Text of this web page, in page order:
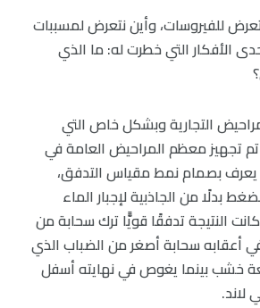
للفيروسات، وأين نتعرض لمسببات
الأفكار التي خطرت له: ما الذي
التجارية وبشكل خاص التي
تجهيز معظم المراحيض العامة في
يعرف بصمام نمط مقياس التدفق،
بدلًا من الجاذبية لإجبار الماء
النتيجة تدفقًا قويًّا ترك سحابة من
أعقابه سحابة أصغر من الضباب الذي
خشب بينما يغوص في نهايته أسفل
لاند.